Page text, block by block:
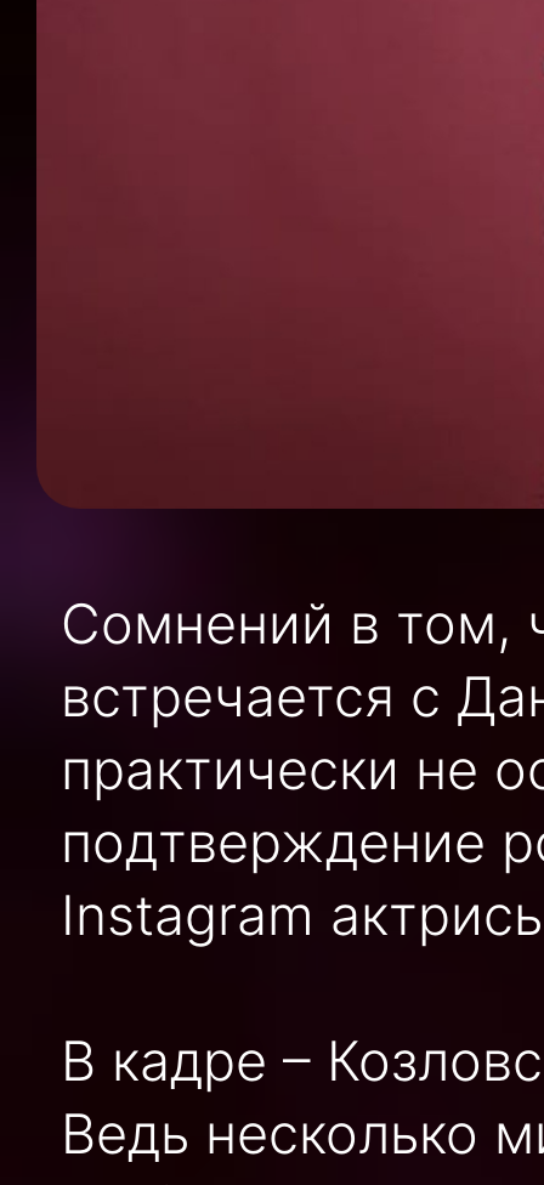
Сомнений в том,
встречается с
практически не
подтверждение
Instagram
В кадре –
Ведь несколько